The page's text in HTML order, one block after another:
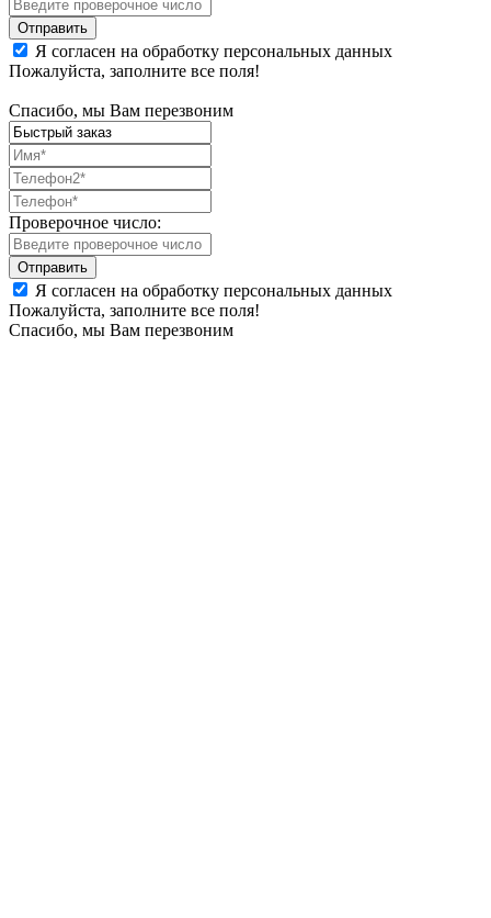
Я согласен на обработку персональных данных
Пожалуйста, заполните все поля!
Спасибо, мы Вам перезвоним
Проверочное число:
Я согласен на обработку персональных данных
Пожалуйста, заполните все поля!
Спасибо, мы Вам перезвоним